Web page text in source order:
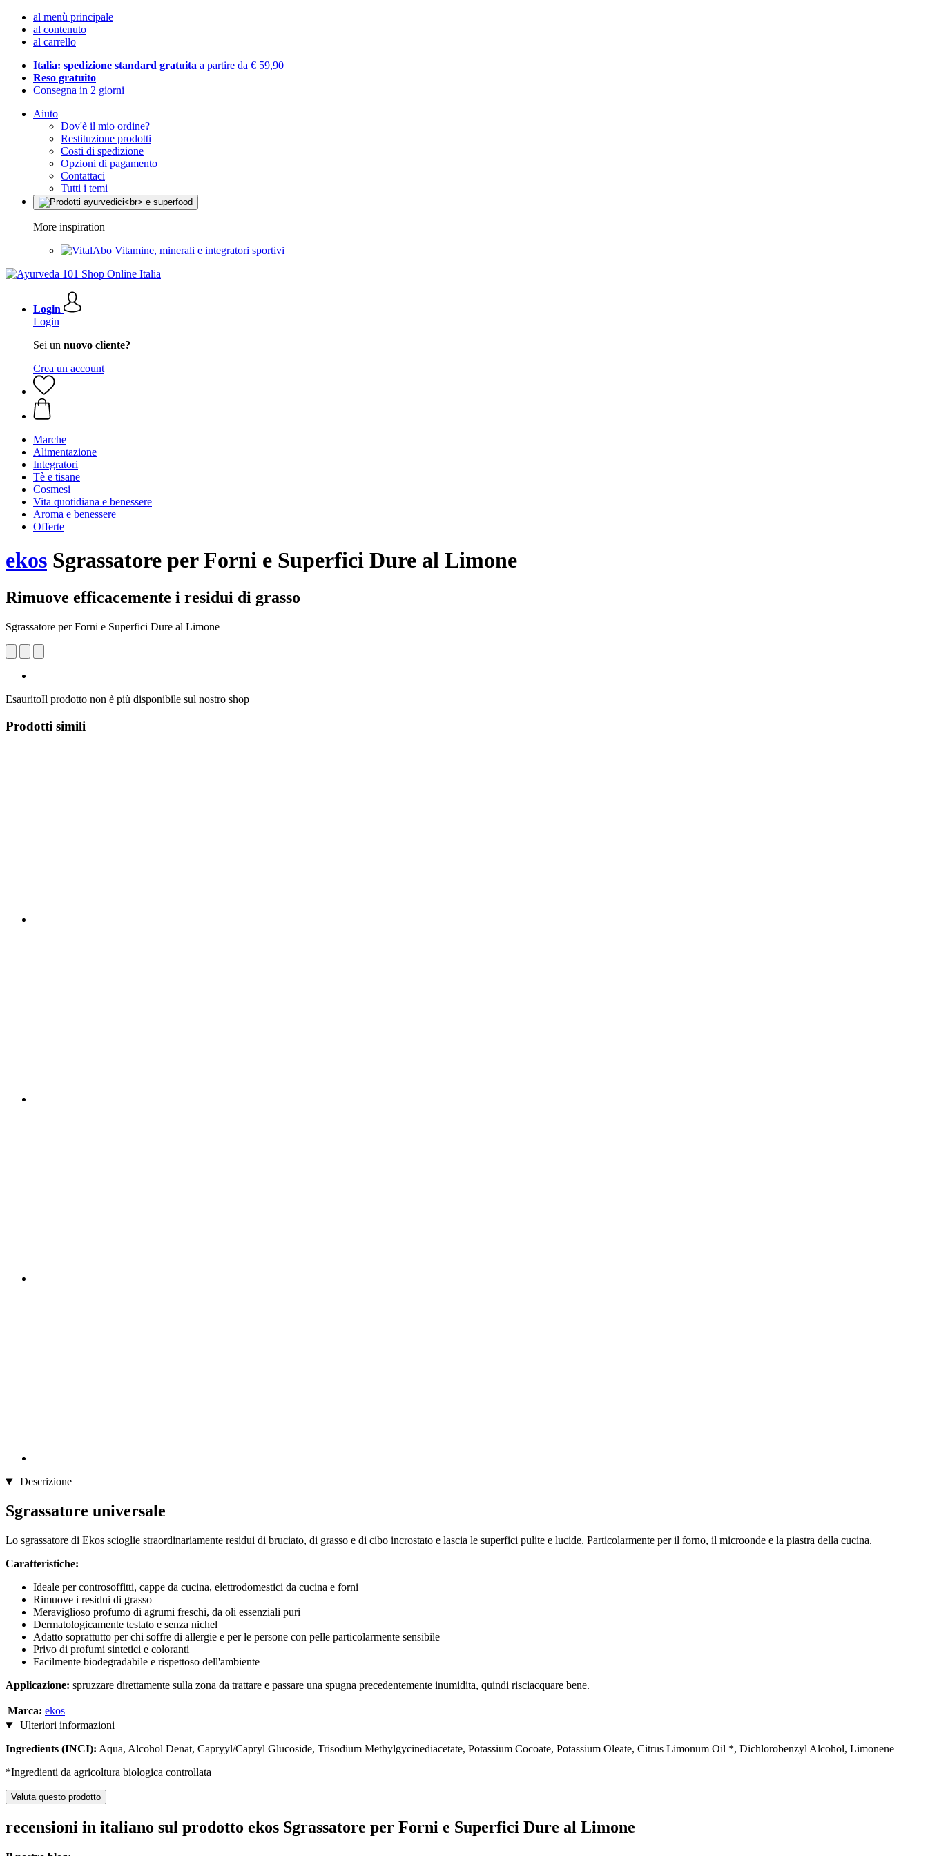
al menù principale
al contenuto
al carrello
Italia: spedizione standard gratuita a partire da € 59,90
Reso gratuito
Consegna in 2 giorni
Aiuto
Dov'è il mio ordine?
Restituzione prodotti
Costi di spedizione
Opzioni di pagamento
Contattaci
Tutti i temi
More inspiration
Vitamine, minerali e integratori sportivi
Login
Login
Sei un nuovo cliente?
Crea un account
Marche
Alimentazione
Integratori
Tè e tisane
Cosmesi
Vita quotidiana e benessere
Aroma e benessere
Offerte
ekos Sgrassatore per Forni e Superfici Dure al Limone
Rimuove efficacemente i residui di grasso
Sgrassatore per Forni e Superfici Dure al Limone
EsauritoIl prodotto non è più disponibile sul nostro shop
Prodotti simili
Descrizione
Sgrassatore universale
Lo sgrassatore di Ekos scioglie straordinariamente residui di bruciato, di grasso e di cibo incrostato e lascia le superfici pulite e lucide. Particolarmente per il forno, il microonde e la piastra della cucina.
Caratteristiche:
Ideale per controsoffitti, cappe da cucina, elettrodomestici da cucina e forni
Rimuove i residui di grasso
Meraviglioso profumo di agrumi freschi, da oli essenziali puri
Dermatologicamente testato e senza nichel
Adatto soprattutto per chi soffre di allergie e per le persone con pelle particolarmente sensibile
Privo di profumi sintetici e coloranti
Facilmente biodegradabile e rispettoso dell'ambiente
Applicazione: spruzzare direttamente sulla zona da trattare e passare una spugna precedentemente inumidita, quindi risciacquare bene.
Marca: ekos
Ulteriori informazioni
Ingredients (INCI): Aqua, Alcohol Denat, Capryyl/Capryl Glucoside, Trisodium Methylgycinediacetate, Potassium Cocoate, Potassium Oleate, Citrus Limonum Oil *, Dichlorobenzyl Alcohol, Limonene
*Ingredienti da agricoltura biologica controllata
Valuta questo prodotto
recensioni in italiano sul prodotto ekos Sgrassatore per Forni e Superfici Dure al Limone